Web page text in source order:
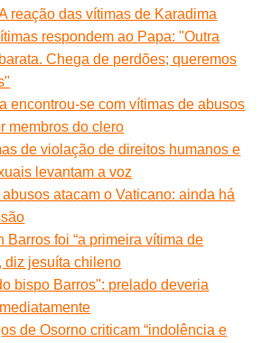
reação das vítimas de Karadima
respondem ao Papa: "Outra
Chega de perdões; queremos
encontrou-se com vítimas de abusos
membros do clero
de violação de direitos humanos e
levantam a voz
atacam o Vaticano: ainda há
Barros foi “a primeira vítima de
diz jesuíta chileno
bispo Barros'': prelado deveria
de Osorno criticam “indolência e